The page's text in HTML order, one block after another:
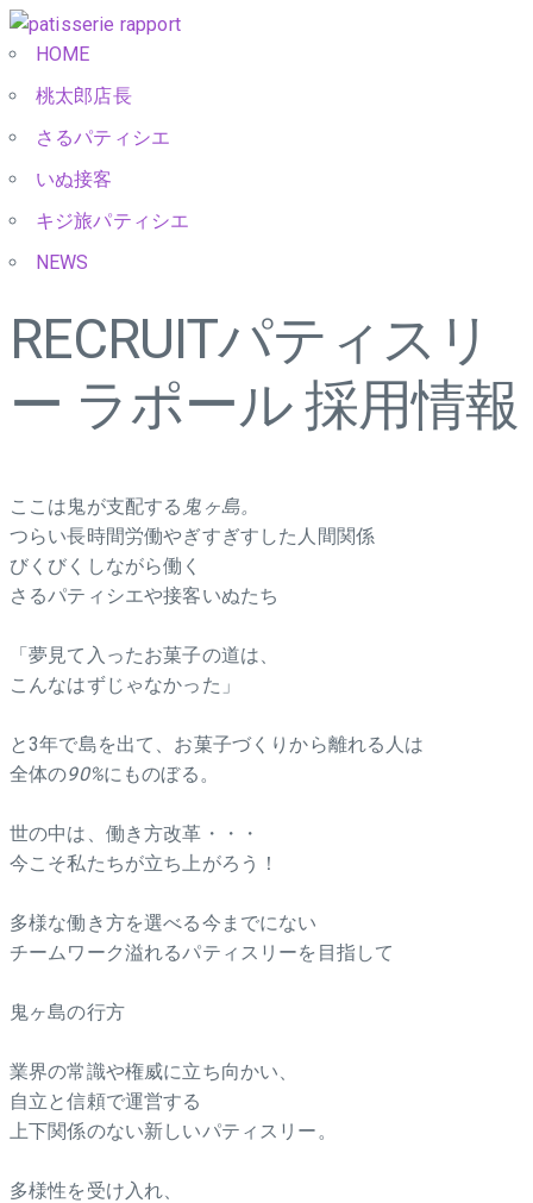
HOME
桃太郎店長
さるパティシエ
いぬ接客
キジ旅パティシエ
NEWS
RECRUITパティスリ
ー ラポール 採用情報
ここは鬼が支配する 鬼ヶ島。
つらい長時間労働やぎすぎすした人間関係
びくびくしながら働く
さるパティシエや接客いぬたち
「夢見て入ったお菓子の道は、
こんなはずじゃなかった」
と3年で島を出て、お菓子づくりから離れる人は
全体の90%にものぼる。
世の中は、働き方改革・・・
今こそ私たちが立ち上がろう！
多様な働き方を選べる今までにない
チームワーク溢れるパティスリーを目指して
鬼ヶ島の行方
業界の常識や権威に立ち向かい、
自立と信頼で運営する
上下関係のない新しいパティスリー。
多様性を受け入れ、